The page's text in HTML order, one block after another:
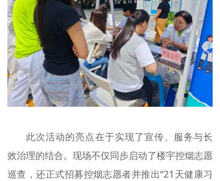
此次活动的亮点在于实现了宣传、服务与长
效治理的结合。现场不仅同步启动了楼宇控烟志愿
巡查，还正式招募控烟志愿者并推出“21天健康习